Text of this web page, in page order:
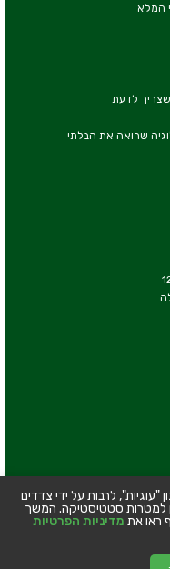
המלא
לדעת
שרואה את הבלתי
בע''מלרבות על ידי צדדים
למטרות סטטיסטיקה. המשך
ראו את מדיניות הפרטיות